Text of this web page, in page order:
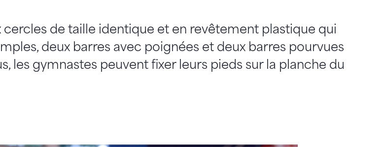
de taille identique et en revêtement plastique qui
deux barres avec poignées et deux barres pourvues
les gymnastes peuvent fixer leurs pieds sur la planche du